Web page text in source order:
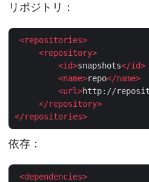
リポジトリ：
<repositories>
<repository>
<id>snapshots</id>
<name>repo</name>
<url>http://
</repository>
</repositories>
依存：
<dependencies>